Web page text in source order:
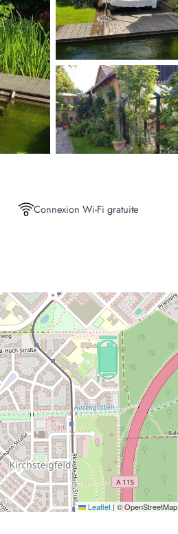
Connexion Wi-Fi gratuite
Leaflet | © OpenStreetMap